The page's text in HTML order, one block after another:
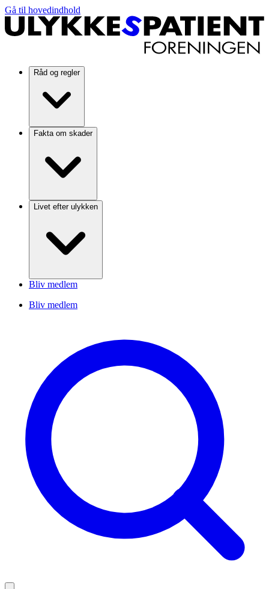
Gå til hovedindhold
Råd og regler
Fakta om skader
Livet efter ulykken
Bliv medlem
Bliv medlem